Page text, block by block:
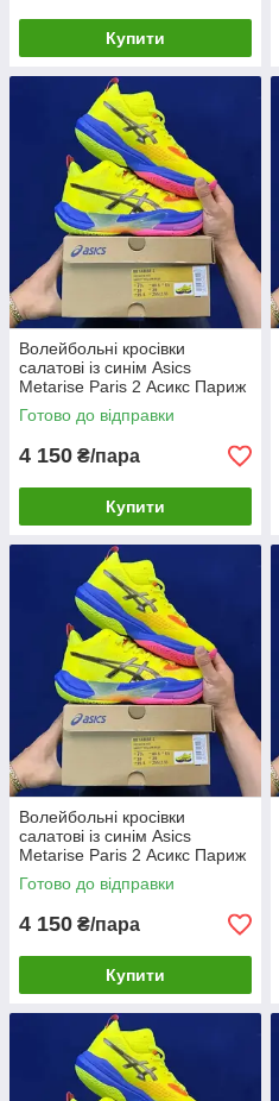
Купити
Волейбольні кросівки
салатові із синім Asics
Metarise Paris 2 Асикс Париж
Yellow/Blue Eur36-47 чоловічі
жіночі 39.5
Готово до відправки
4 150 ₴/пара
Купити
Волейбольні кросівки
салатові із синім Asics
Metarise Paris 2 Асикс Париж
Yellow/Blue Eur36-47 чоловічі
жіночі 41.5
Готово до відправки
4 150 ₴/пара
Купити